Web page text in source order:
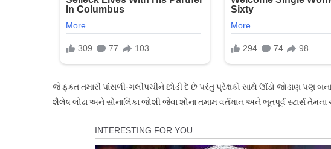
જે ફક્ત તમારી પાંસળી-ગલીપચીને છોડી દે છે પરંતુ પ્રેક્ષકો સાથે ઊંડો જોડાણ પણ
શૈલેષ લોઢા અને સોનાલિકા જોશી જેવા શોના તમામ વર્તમાન અને ભૂતપૂર્વ સ્ટાર્સ